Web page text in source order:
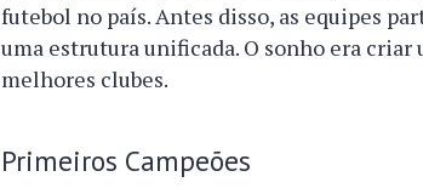
futebol no país. Antes disso, as equipes
uma estrutura unificada. O sonho era
melhores clubes.
Primeiros Campeões